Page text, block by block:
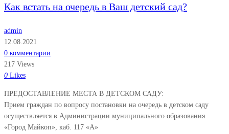
Как встать на очередь в Ваш детский сад?
admin
12.08.2021
0 комментарии
217 Views
0 Likes
ПРЕДОСТАВЛЕНИЕ МЕСТА В ДЕТСКОМ САДУ:
Прием граждан по вопросу постановки на очередь в детском саду
осуществляется в Администрации муниципального образования
«Город Майкоп», каб. 117 «А»